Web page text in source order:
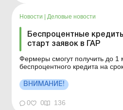
Новости | Деловые новости
Беспроцентные
старт заявок в ГАР
Фермеры смогут получить до 1
беспроцентного кредита на
бюджетных средств. Прием
года. Больше по теме: По условиям гранта
предприниматель должен
как это отразит...
ВНИМАНИЕ!
0 0 136